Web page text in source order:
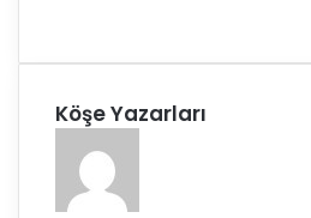
Köşe Yazarları